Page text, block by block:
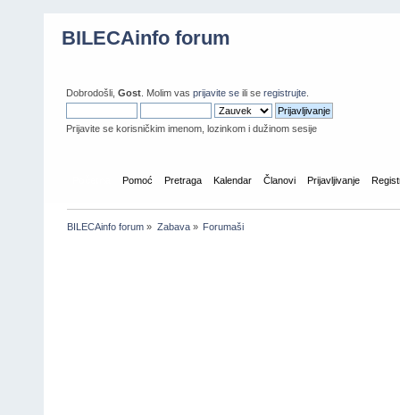
BILECAinfo forum
Dobrodošli, Gost . Molim vas prijavite se ili se registrujte
Prijavite se korisničkim imenom, lozinkom i dužinom sesije
Pomoć Pretraga Kalendar Članovi Prijavljivanje
BILECAinfo forum » Zabava» Forumaši